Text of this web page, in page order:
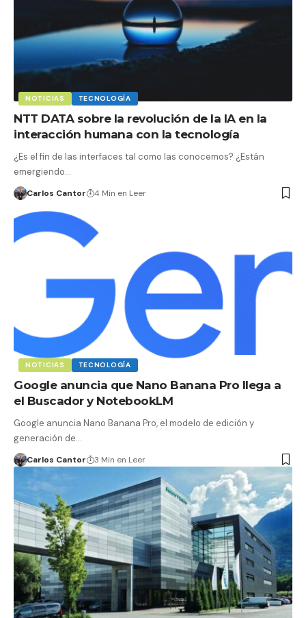
NOTICIAS TECNOLOGÍA
NTT DATA sobre la revolución de la IA en la
interacción humana con la tecnología
¿Es el fin de las interfaces tal como las conocemos? ¿Están
emergiendo…
Carlos Cantor 4 Min en Leer
NOTICIAS TECNOLOGÍA
Google anuncia que Nano Banana Pro llega a
el Buscador y NotebookLM
Google anuncia Nano Banana Pro, el modelo de edición y
generación de…
Carlos Cantor 3 Min en Leer